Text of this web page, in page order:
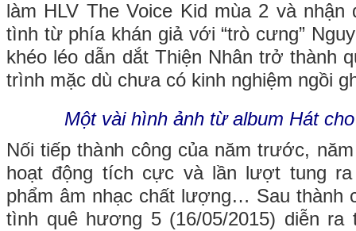
làm HLV The Voice Kid mùa 2 và
tình từ phía khán giả với “trò cưng”
khéo léo dẫn dắt Thiện Nhân trở thành
trình mặc dù chưa có kinh nghiệm ngồi
Một vài hình ảnh từ album Hát
Nối tiếp thành công của năm trước,
hoạt động tích cực và lần lượt tung
phẩm âm nhạc chất lượng… Sau thành
tình quê hương 5 (16/05/2015) diễn ra